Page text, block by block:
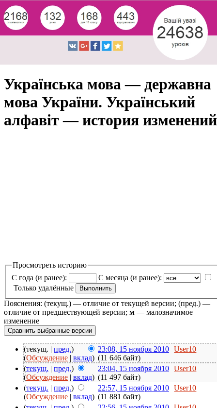
Українська мова — державна
мова України. Український
алфавіт — история изменений
Просмотреть историю
С года (и ранее):
С месяца (и ранее):
Только удалённые
Пояснения: (текущ.) — отличие от текущей версии; (пред.) —
отличие от предшествующей версии; м — малозначимое
изменение
(текущ. | пред.) 23:08, 15 ноября 2010
User10
(Обсуждение | вклад) (11 646 байт)
(текущ. | пред.) 23:04, 15 ноября 2010
User10
(Обсуждение | вклад) (11 497 байт)
(текущ. | пред.) 22:57, 15 ноября 2010
User10
(Обсуждение | вклад) (11 881 байт)